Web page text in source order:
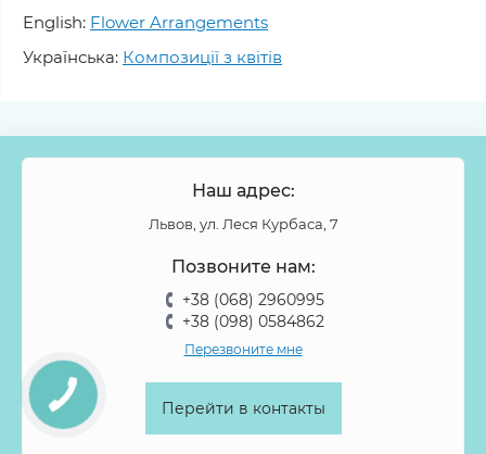
English: Flower Arrangements
Українська: Композиції з квітів
Наш адрес:
Львов, ул. Леся Курбаса, 7
Позвоните нам:
+38 (068) 2960995
+38 (098) 0584862
Перезвоните мне
Перейти в контакты